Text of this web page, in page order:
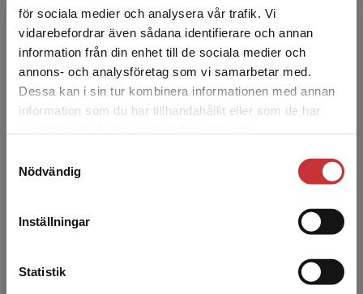
för sociala medier och analysera vår trafik. Vi
vidarebefordrar även sådana identifierare och annan
information från din enhet till de sociala medier och
annons- och analysföretag som vi samarbetar med.
Dessa kan i sin tur kombinera informationen med annan
information som du har tillhandahållit eller som de har
Nödvändig
Inställningar
Statistik
Begränsad fraktregion
Det verkar som att du besöker
studentlitteratur.se via en enhet utanför Sverige.
Vi erbjuder inte leveranser utanför Sverige. För
att kunna slutföra ett köp måste
fysioterapeut, doktor i medicinsk vetenskap
och docent knuten till institutionen för
hälsovetenskaper, Lunds unive...
sjukgymnast/fysioterapeut och har sedan